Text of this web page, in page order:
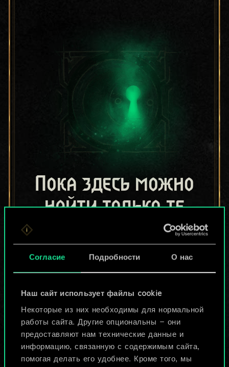
Согласие Подробности О нас
Наш сайт использует файлы cookie
Некоторые из них необходимы для нормальной
работы сайта. Другие опциональны — они
предоставляют нам технические данные и
информацию, связанную с содержимым сайта,
помогая делать его удобнее. Кроме того, мы
Пока здесь можно
найти только те
колоды, которыми
поделились другие
игроки.
Но их может быть
больше!
Назвать колоду и описать её